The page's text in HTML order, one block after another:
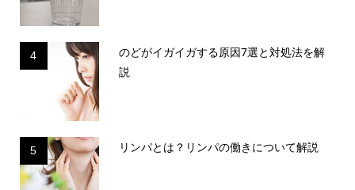
4
のどがイガイガする原因7選と対処法を解
説
5 リンパとは？リンパの働きについて解説